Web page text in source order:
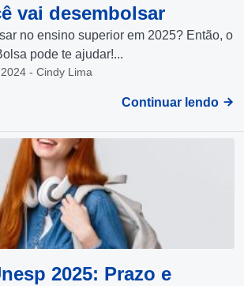
vai desembolsar
no ensino superior em 2025? Então, o
pode te ajudar!...
- Cindy Lima
Continuar lendo
2025: Prazo e